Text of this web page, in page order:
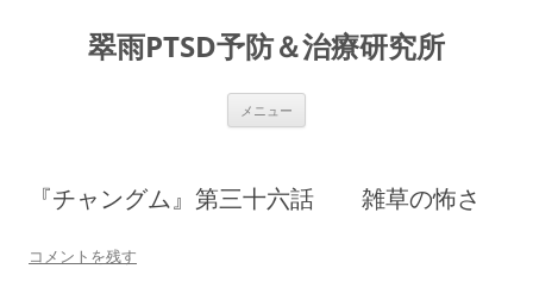
翠雨PTSD予防＆治療研究所
メニュー
『チャングム』第三十六話 雑草の怖さ
コメントを残す